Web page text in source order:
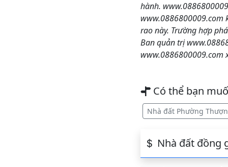
hành.
www.0886800009.com
rao này. Trường hợp
Ban quản trị
www.0886800009.com
Có thể bạn
Nhà đất Phường
Nhà đất đồng